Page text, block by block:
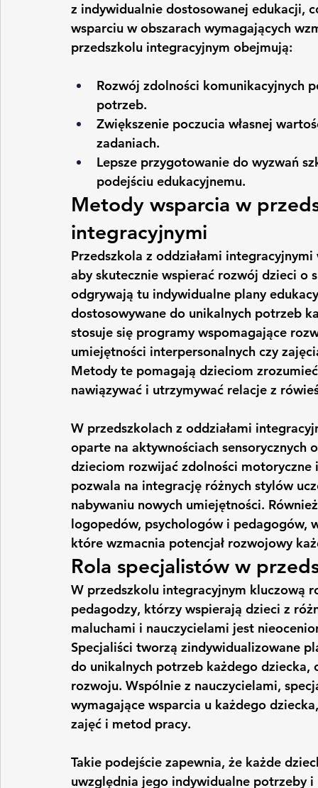
z indywidualnie dostosowanej edukacji,
wsparciu w obszarach wymagających
przedszkolu integracyjnym obejmują:
Rozwój zdolności komunikacyjnych
potrzeb.
Zwiększenie poczucia własnej
zadaniach.
Lepsze przygotowanie do wyzwań
podejściu edukacyjnemu.
Metody wsparcia w
integracyjnymi
Przedszkola z oddziałami
aby skutecznie wspierać rozwój dzieci o
odgrywają tu indywidualne plany
dostosowywane do unikalnych potrzeb
stosuje się programy wspomagające
umiejętności interpersonalnych czy
Metody te pomagają dzieciom
nawiązywać i utrzymywać relacje z
W przedszkolach z oddziałami
oparte na aktywnościach
dzieciom rozwijać zdolności
pozwala na integrację różnych stylów
nabywaniu nowych umiejętności.
logopedów, psychologów i pedagogów,
które wzmacnia potencjał rozwojowy
Rola specjalistów w
W przedszkolu integracyjnym kluczową
pedagodzy, którzy wspierają dzieci z
maluchami i nauczycielami jest
Specjaliści tworzą zindywidualizowane
do unikalnych potrzeb każdego
rozwoju. Wspólnie z nauczycielami,
wymagające wsparcia u każdego
zajęć i metod pracy.
Takie podejście zapewnia, że każde
uwzględnia jego indywidualne potrzeby